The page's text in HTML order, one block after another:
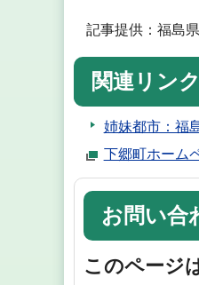
記事提供：福島
関連リンク
姉妹都市：福
下郷町ホーム
お問い合
このページ